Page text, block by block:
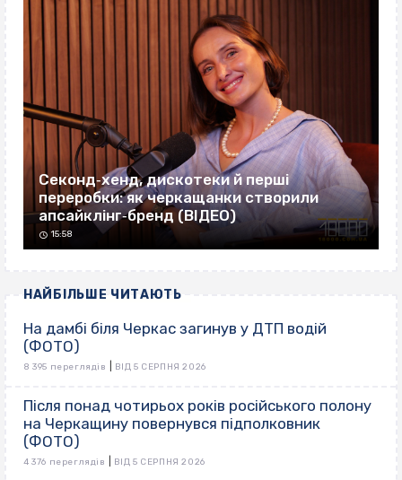
Секонд‐хенд, дискотеки й перші
переробки: як черкащанки створили
апсайклінг‐бренд (ВІДЕО)
15:58
НАЙБІЛЬШЕ ЧИТАЮТЬ
На дамбі біля Черкас загинув у ДТП водій
(ФОТО)
8 395 переглядів ВІД 5 СЕРПНЯ 2026
Після понад чотирьох років російського полону
на Черкащину повернувся підполковник
(ФОТО)
4 376 переглядів ВІД 5 СЕРПНЯ 2026